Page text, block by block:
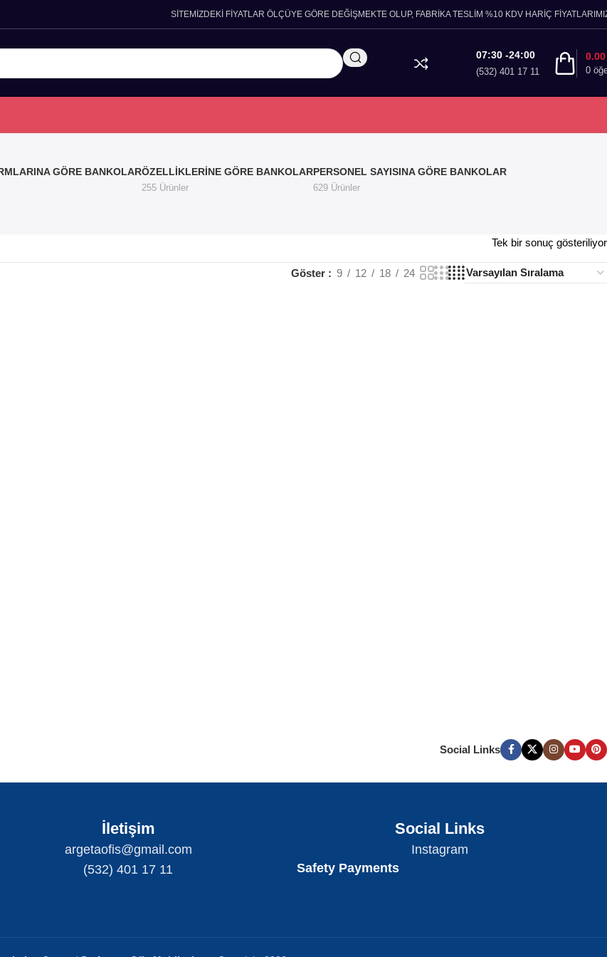
SİTEMİZDEKİ FİYATLAR ÖLÇÜYE GÖRE DEĞİŞMEKTE OLUP, FABRİKA TESLİM %10 KDV HARİÇ
07:30 -24:00
(532) 401 17 11 0
GÖRE BANKOLARÖZELLIKLERINE GÖRE BANKOLAR
255 Ürünler
PERSONEL SAYISINA GÖRE BANKOLAR
629 Ürünler
Tek bir sonuç gösteriliyor
Göster 9 12 18 24
Social Links
İletişim
argetaofis@gmail.com
(532) 401 17 11
Social Links
Instagram
Safety Payments